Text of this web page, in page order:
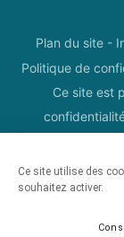
Plan du site -
Politique de
Ce site est
Ce site utilise des
souhaitez activer.